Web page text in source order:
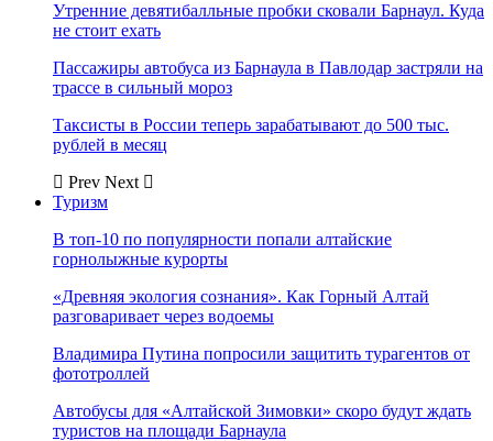
Утренние девятибалльные пробки сковали Барнаул. Куда
не стоит ехать
Пассажиры автобуса из Барнаула в Павлодар застряли на
трассе в сильный мороз
Таксисты в России теперь зарабатывают до 500 тыс.
рублей в месяц
Prev Next
Туризм
В топ-10 по популярности попали алтайские
горнолыжные курорты
«Древняя экология сознания». Как Горный Алтай
разговаривает через водоемы
Владимира Путина попросили защитить турагентов от
фототроллей
Автобусы для «Алтайской Зимовки» скоро будут ждать
туристов на площади Барнаула